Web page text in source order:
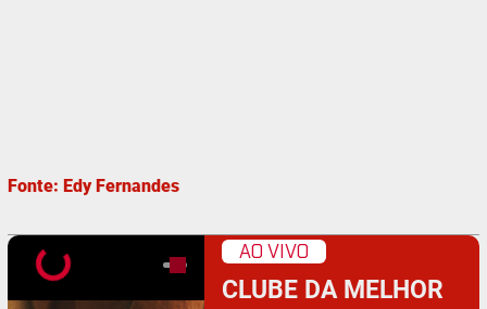
Fonte: Edy Fernandes
AO VIVO
CLUBE DA MELHOR